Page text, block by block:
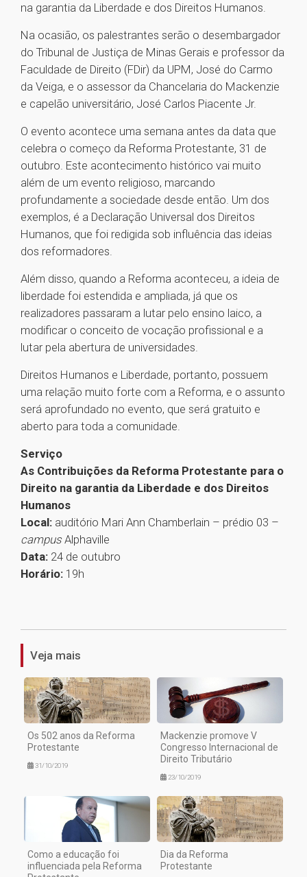
na garantia da Liberdade e dos Direitos Humanos.
Na ocasião, os palestrantes serão o desembargador
do Tribunal de Justiça de Minas Gerais e professor da
Faculdade de Direito (FDir) da UPM, José do Carmo
da Veiga, e o assessor da Chancelaria do Mackenzie
e capelão universitário, José Carlos Piacente Jr.
O evento acontece uma semana antes da data que
celebra o começo da Reforma Protestante, 31 de
outubro. Este acontecimento histórico vai muito
além de um evento religioso, marcando
profundamente a sociedade desde então. Um dos
exemplos, é a Declaração Universal dos Direitos
Humanos, que foi redigida sob influência das ideias
dos reformadores.
Além disso, quando a Reforma aconteceu, a ideia de
liberdade foi estendida e ampliada, já que os
realizadores passaram a lutar pelo ensino laico, a
modificar o conceito de vocação profissional e a
lutar pela abertura de universidades.
Direitos Humanos e Liberdade, portanto, possuem
uma relação muito forte com a Reforma, e o assunto
será aprofundado no evento, que será gratuito e
aberto para toda a comunidade.
Serviço
As Contribuições da Reforma Protestante para o
Direito na garantia da Liberdade e dos Direitos
Humanos
Local: auditório Mari Ann Chamberlain – prédio 03 –
campus Alphaville
Data: 24 de outubro
Horário: 19h
Veja mais
Os 502 anos da Reforma
Protestante
31/10/2019
Mackenzie promove V
Congresso Internacional de
Direito Tributário
23/10/2019
Como a educação foi
influenciada pela Reforma
Dia da Reforma
Protestante